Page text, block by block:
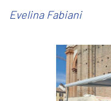
Evelina Fabiani